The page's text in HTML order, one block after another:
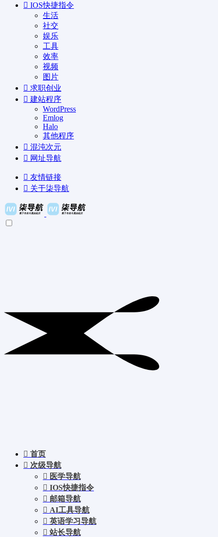
IOS快捷指令
生活
社交
娱乐
工具
效率
视频
图片
求职创业
建站程序
WordPress
Emlog
Halo
其他程序
混沌次元
网址导航
友情链接
关于柒导航
首页
次级导航
医学导航
IOS快捷指令
邮箱导航
AI工具导航
英语学习导航
站长导航